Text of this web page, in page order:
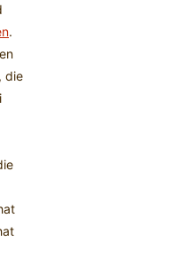
.
die